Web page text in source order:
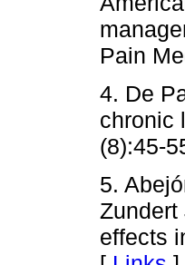
Pain
4. De
chronic
(8):45-
5.
effects